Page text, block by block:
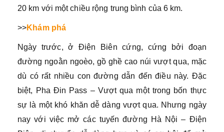
20 km với một chiều rộng trung bình của 6 km.
>>Khám phá
Ngày trước, ở Điện Biên cứng, cứng bởi đoạn
đường ngoằn ngoèo, gồ ghề cao núi vượt qua, mặc
dù có rất nhiều con đường dẫn đến điều này. Đặc
biệt, Pha Đin Pass – Vượt qua một trong bốn thực
sự là một khó khăn dễ dàng vượt qua. Nhưng ngày
nay với việc mở các tuyến đường Hà Nội – Điện